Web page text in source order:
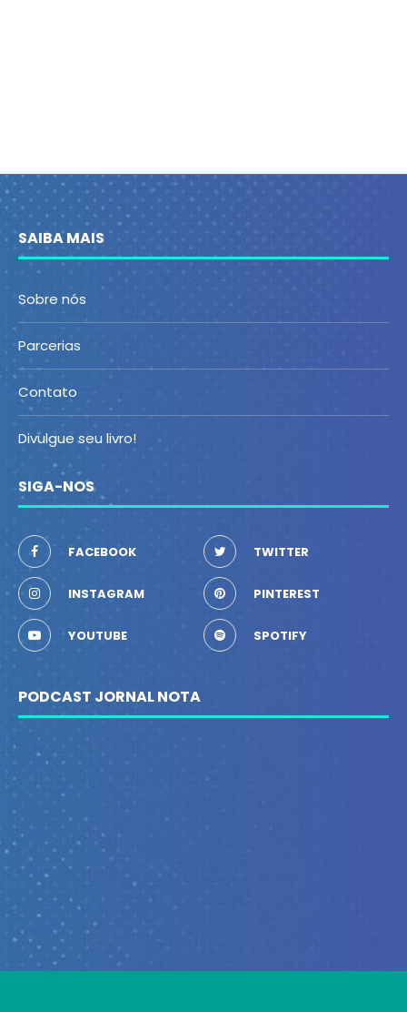
SAIBA MAIS
Sobre nós
Parcerias
Contato
Divulgue seu livro!
SIGA-NOS
FACEBOOK TWITTER
INSTAGRAM PINTEREST
YOUTUBE SPOTIFY
PODCAST JORNAL NOTA